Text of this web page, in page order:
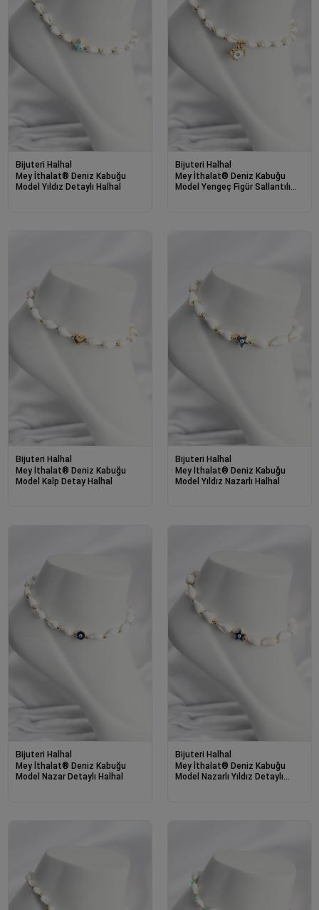
Bijuteri Halhal
Mey İthalat® Deniz Kabuğu
Model Yıldız Detaylı Halhal
Bijuteri Halhal
Mey İthalat® Deniz Kabuğu
Model Yengeç Figür Sallantılı
Bijuteri Halhal
Mey İthalat® Deniz Kabuğu
Model Kalp Detay Halhal
Bijuteri Halhal
Mey İthalat® Deniz Kabuğu
Model Yıldız Nazarlı Halhal
Bijuteri Halhal
Mey İthalat® Deniz Kabuğu
Model Nazar Detaylı Halhal
Bijuteri Halhal
Mey İthalat® Deniz Kabuğu
Model Nazarlı Yıldız Detaylı